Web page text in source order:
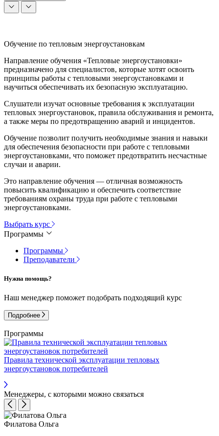
Обучение по тепловым энергоустановкам
Направление обучения «Тепловые энергоустановки»
предназначено для специалистов, которые хотят освоить
принципы работы с тепловыми энергоустановками и
научиться обеспечивать их безопасную эксплуатацию.
Слушатели изучат основные требования к эксплуатации
тепловых энергоустановок, правила обслуживания и ремонта,
а также меры по предотвращению аварий и инцидентов.
Обучение позволит получить необходимые знания и навыки
для обеспечения безопасности при работе с тепловыми
энергоустановками, что поможет предотвратить несчастные
случаи и аварии.
Это направление обучения — отличная возможность
повысить квалификацию и обеспечить соответствие
требованиям охраны труда при работе с тепловыми
энергоустановками.
Выбрать курс
Программы
Программы
Преподаватели
Нужна помощь?
Наш менеджер поможет подобрать подходящий курс
Подробнее
Программы
Правила технической эксплуатации тепловых
энергоустановок потребителей
Менеджеры, с которыми можно связаться
Филатова Ольга